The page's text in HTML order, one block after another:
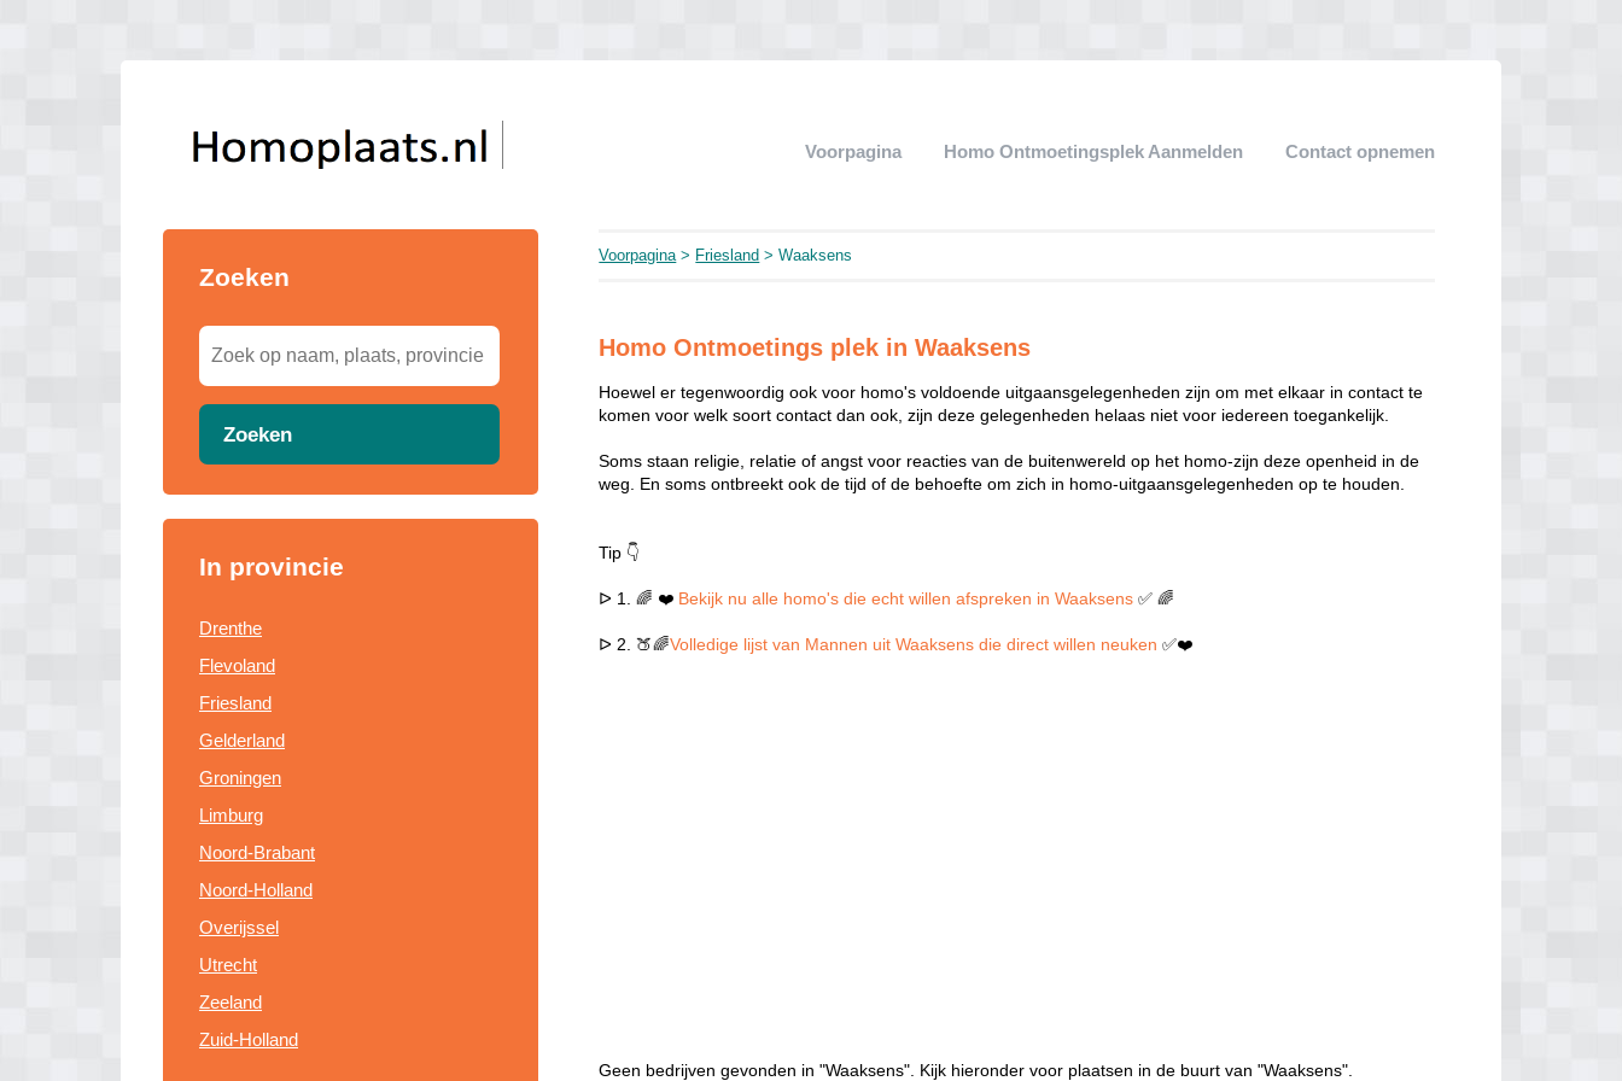
Voorpagina Homo Ontmoetingsplek Aanmelden Contact opnemen
Zoeken
Zoeken
In provincie
Drenthe
Flevoland
Friesland
Gelderland
Groningen
Limburg
Noord-Brabant
Noord-Holland
Overijssel
Utrecht
Zeeland
Zuid-Holland
Voorpagina> Friesland > Waaksens
Homo Ontmoetings plek in Waaksens
Hoewel er tegenwoordig ook voor homo's voldoende uitgaansgelegenheden zijn om met elkaar in contact te
komen voor welk soort contact dan ook, zijn deze gelegenheden helaas niet voor iedereen toegankelijk.
Soms staan religie, relatie of angst voor reacties van de buitenwereld op het homo-zijn deze openheid in de
weg. En soms ontbreekt ook de tijd of de behoefte om zich in homo-uitgaansgelegenheden op te houden.
Tip 👇
ᐅ 1. 🌈 ❤️ Bekijk nu alle homo's die echt willen afspreken in Waaksens ✅ 🌈
ᐅ 2. 🍑🌈Volledige lijst van Mannen uit Waaksens die direct willen neuken✅❤️
Geen bedrijven gevonden in "Waaksens". Kijk hieronder voor plaatsen in de buurt van "Waaksens".